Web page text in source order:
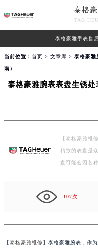
泰格
TAG
泰格豪雅手表售
当前位置： 首页 > 文章库 > 泰格豪雅
南）
泰格豪雅腕表表盘生锈
【泰格豪雅维
精致的表盘是
盘可能会因各
107次
【泰格豪雅维修】泰格豪雅腕表，作